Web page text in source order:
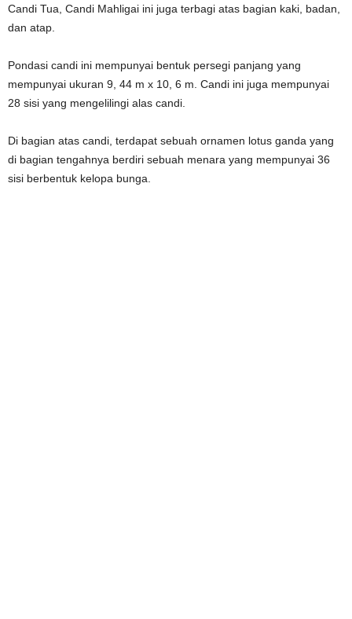
Candi Tua, Candi Mahligai ini juga terbagi atas bagian kaki, badan,
dan atap.
Pondasi candi ini mempunyai bentuk persegi panjang yang
mempunyai ukuran 9, 44 m x 10, 6 m. Candi ini juga mempunyai
28 sisi yang mengelilingi alas candi.
Di bagian atas candi, terdapat sebuah ornamen lotus ganda yang
di bagian tengahnya berdiri sebuah menara yang mempunyai 36
sisi berbentuk kelopa bunga.